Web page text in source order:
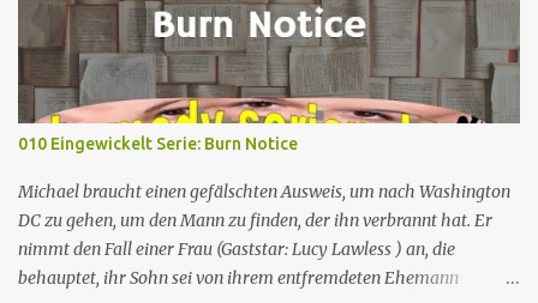
nicht mehr arbeiten darf. Rachel trifft sich mit Nicole, die ihr rät,
ihre Unabhängigkeit zu bewahren. Nr. (ges.) 2 Deutscher Titel Ein
neuer Tag Serie The White Lotus Staffel Staffel 1 Nr. (St.) 2
Original­titel New Day Regie Mike White Drehbuch Mike White
Erstaus­strahlung USA 18. Juli 2021 Deutsch­sprachige Erstaus­
strahlung (D/A/CH) 23. Aug. 2021 Als Nicole jedoch erfährt, dass
Rachel einen Zeitschriftenartikel geschrieben hat, in dem sie sie
erwähnt, kritisiert Nicole Rachels Arbeit,...
010 Eingewickelt Serie: Burn Notice
Michael braucht einen gefälschten Ausweis, um nach Washington
DC zu gehen, um den Mann zu finden, der ihn verbrannt hat. Er
nimmt den Fall einer Frau (Gaststar: Lucy Lawless ) an, die
behauptet, ihr Sohn sei von ihrem entfremdeten Ehemann